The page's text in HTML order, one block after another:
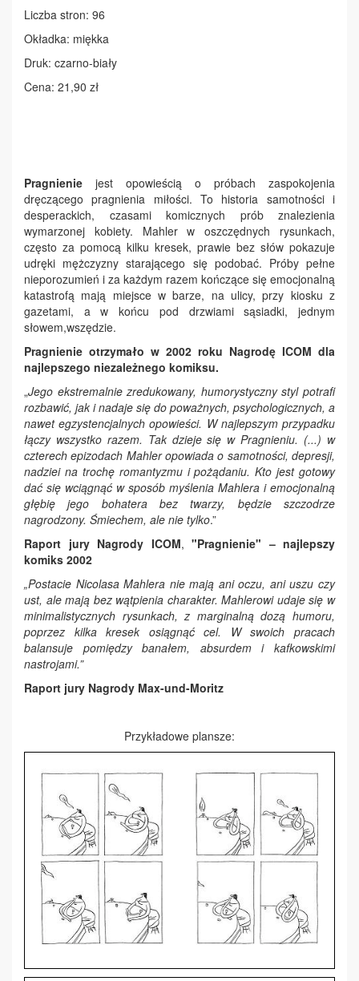
Liczba stron: 96
Okładka: miękka
Druk: czarno-biały
Cena: 21,90 zł
Pragnienie jest opowieścią o próbach zaspokojenia
dręczącego pragnienia miłości. To historia samotności i
desperackich, czasami komicznych prób znalezienia
wymarzonej kobiety. Mahler w oszczędnych rysunkach,
często za pomocą kilku kresek, prawie bez słów pokazuje
udręki mężczyzny starającego się podobać. Próby pełne
nieporozumień i za każdym razem kończące się emocjonalną
katastrofą mają miejsce w barze, na ulicy, przy kiosku z
gazetami, a w końcu pod drzwiami sąsiadki, jednym
słowem,wszędzie.
Pragnienie otrzymało w 2002 roku Nagrodę ICOM dla
najlepszego niezależnego komiksu.
„Jego ekstremalnie zredukowany, humorystyczny styl potrafi
rozbawić, jak i nadaje się do poważnych, psychologicznych, a
nawet egzystencjalnych opowieści. W najlepszym przypadku
łączy wszystko razem. Tak dzieje się w Pragnieniu. (...) w
czterech epizodach Mahler opowiada o samotności, depresji,
nadziei na trochę romantyzmu i pożądaniu. Kto jest gotowy
dać się wciągnąć w sposób myślenia Mahlera i emocjonalną
głębię jego bohatera bez twarzy, będzie szczodrze
nagrodzony. Śmiechem, ale nie tylko.”
Raport jury Nagrody ICOM, "Pragnienie" – najlepszy
komiks 2002
„Postacie Nicolasa Mahlera nie mają ani oczu, ani uszu czy
ust, ale mają bez wątpienia charakter. Mahlerowi udaje się w
minimalistycznych rysunkach, z marginalną dozą humoru,
poprzez kilka kresek osiągnąć cel. W swoich pracach
balansuje pomiędzy banałem, absurdem i kafkowskimi
nastrojami.”
Raport jury Nagrody Max-und-Moritz
Przykładowe plansze: